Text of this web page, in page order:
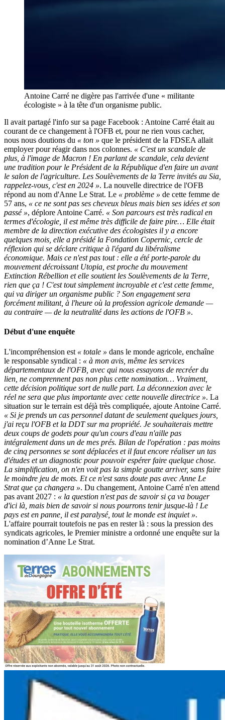
Antoine Carré ne digère pas l'arrivée d'une « militante
écologiste » à la tête d'un organisme public.
Il avait partagé l'info sur sa page Facebook : Antoine Carré était au
courant de ce changement à l'OFB et, pour ne rien vous cacher,
nous nous doutions du « ton » que le président de la FDSEA allait
employer pour réagir dans nos colonnes. « C'est un scandale de
plus, à l'image de Macron ! En parlant de scandale, cela devient
une tradition pour le Président de la République d'en faire un avant
le salon de l'agriculture. Les Soulèvements de la Terre invités au Sia,
rappelez-vous, c'est en 2024 ». La nouvelle directrice de l'OFB
répond au nom d'Anne Le Strat. Le « problème » de cette femme de
57 ans, « ce ne sont pas ses cheveux bleus mais bien ses idées et son
passé », déplore Antoine Carré. « Son parcours est très radical en
termes d'écologie, il est même très difficile de faire pire… Elle était
membre de la direction exécutive des écologistes il y a encore
quelques mois, elle a présidé la Fondation Copernic, cercle de
réflexion qui se déclare critique à l'égard du libéralisme
économique. Mais ce n'est pas tout : elle a été porte-parole du
mouvement décroissant Utopia, est proche du mouvement
Extinction Rébellion et elle soutient les Soulèvements de la Terre,
rien que ça ! C'est tout simplement incroyable et c'est cette femme,
qui va diriger un organisme public ? Son engagement sera
forcément militant, à l'heure où la profession agricole demande —
au contraire — de la neutralité dans les actions de l'OFB ».
Début d'une enquête
L'incompréhension est « totale » dans le monde agricole, enchaîne
le responsable syndical : « à mon avis, même les services
départementaux de l'OFB, avec qui nous essayons de recréer du
lien, ne comprennent pas non plus cette nomination… Vraiment,
cette décision politique sort de nulle part. La déconnexion avec le
réel ne sera que plus importante avec cette nouvelle directrice ». La
situation sur le terrain est déjà très compliquée, ajoute Antoine Carré.
« Si je prends un cas personnel datant de seulement quelques jours,
j'ai reçu l'OFB et la DDT sur ma propriété. Je souhaiterais mettre
deux coups de godets pour qu'un cours d'eau n'aille pas
intégralement dans un de mes prés. Bilan de l'opération : pas moins
de cinq personnes se sont déplacées et il faut encore réaliser un tas
d'études et un diagnostic pour pouvoir espérer faire quelque chose.
La simplification, on n'en voit pas la simple goutte arriver, sans faire
le moindre jeu de mots. Et ce n'est sans doute pas avec Anne Le
Strat que ça changera ». Du changement, Antoine Carré n'en attend
pas avant 2027 : « la question n'est pas de savoir si ça va bouger
d'ici là, mais bien de savoir si nous pourrons tenir jusque-là ! Le
pays est en panne, il est paralysé, tout le monde est inquiet ».
L'affaire pourrait toutefois ne pas en rester là : sous la pression des
syndicats agricoles, le Premier ministre a ordonné une enquête sur la
nomination d’Anne Le Strat.